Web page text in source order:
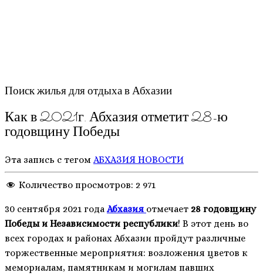
Поиск жилья для отдыха в Абхазии
Как в 2021г. Абхазия отметит 28-ю
годовщину Победы
Эта запись с тегом АБХАЗИЯ НОВОСТИ
Количество просмотров: 2 971
30 сентября 2021 года Абхазия отмечает 28 годовщину
Победы и Независимости республики! В этот день во
всех городах и районах Абхазии пройдут различные
торжественные мероприятия: возложения цветов к
мемориалам, памятникам и могилам павших